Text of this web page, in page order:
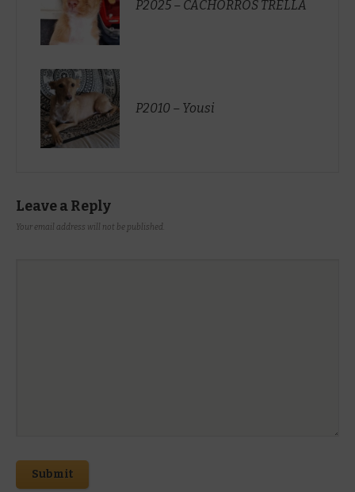
P2025 – CACHORROS TRELLA
P2010 – Yousi
Leave a Reply
Your email address will not be published.
Submit